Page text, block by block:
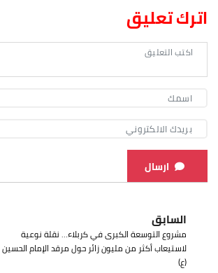
اترك تعليق
ارسال
السابق
مشروع التوسعة الكبرى في كربلاء… نقلة نوعية
لاستيعاب أكثر من مليون زائر حول مرقد الإمام الحسين
(ع)